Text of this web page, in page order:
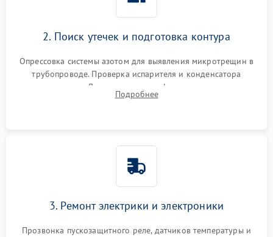
2. Поиск утечек и подготовка контура
Опрессовка системы азотом для выявления микротрещин в
трубопроводе. Проверка испарителя и конденсатора
течеискателем. Демонтаж старого фильтра-осушителя и
продувка капиллярной трубки для устранения засоров.
Подробнее
3. Ремонт электрики и электроники
Прозвонка пускозащитного реле, датчиков температуры и